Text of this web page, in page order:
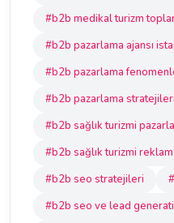
#b2b medikal turizm
#b2b pazarlama ajansı
#b2b pazarlama
#b2b pazarlama stratejileri
#b2b sağlık turizmi
#b2b sağlık turizmi reklam
#b2b seo stratejileri
#b2b seo ve lead